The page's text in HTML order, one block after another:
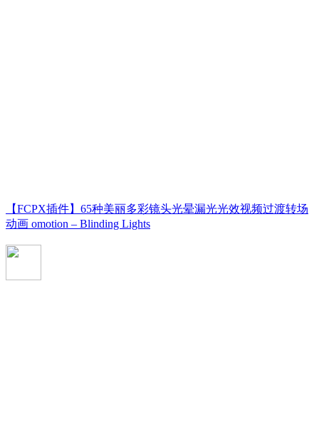
【FCPX插件】65种美丽多彩镜头光晕漏光光效视频过渡转场
动画 omotion – Blinding Lights